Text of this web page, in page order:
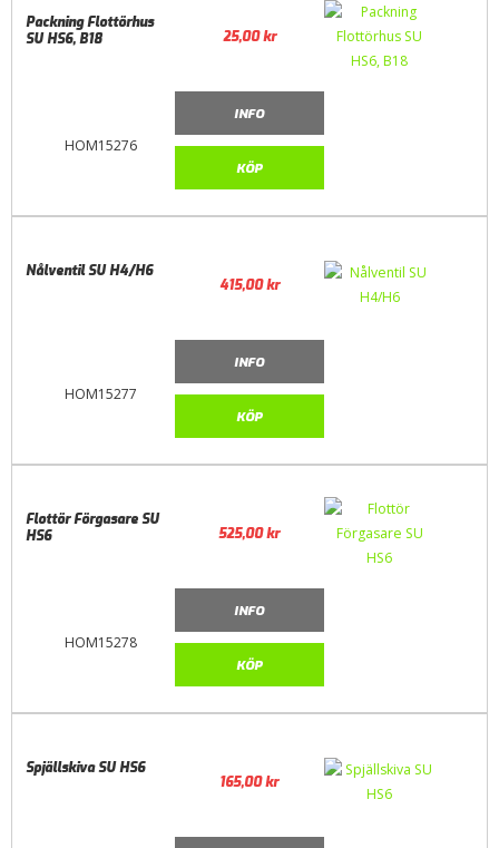
HOM15276
Packning Flottörhus
SU HS6, B18
25,00kr
INFO
KÖP
HOM15277
Nålventil SU H4/H6
415,00kr
INFO
KÖP
HOM15278
Flottör Förgasare SU
HS6
525,00kr
INFO
KÖP
Spjällskiva SU HS6
165,00kr